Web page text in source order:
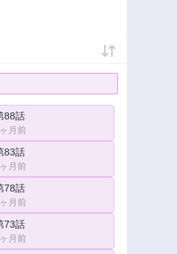
88話
月前
83話
月前
78話
月前
73話
月前